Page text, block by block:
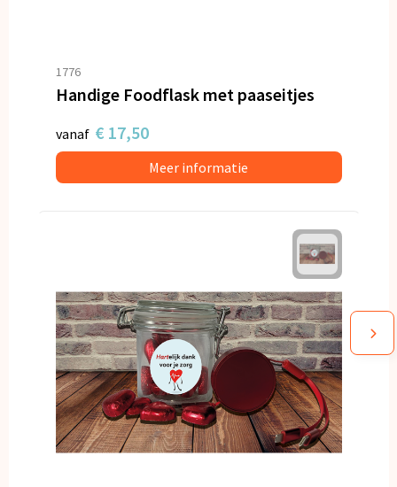
1776
Handige Foodflask met paaseitjes
vanaf € 17,50
Meer informatie